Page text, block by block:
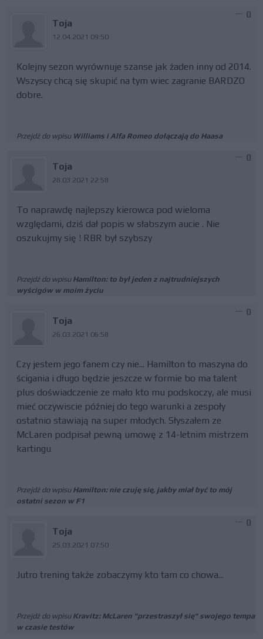
Toja
12.04.2021 09:50
0
Kolejny sezon wyrównuje szanse jak żaden inny od 2014.
Wszyscy chcą się skupić na tym wiec zagranie BARDZO
dobre.
Przejdź do wpisu Williams i Alfa Romeo dołączają do Haasa
Toja
28.03.2021 22:58
0
To naprawdę najlepszy kierowca pod wieloma
względami, dziś dał popis w słabszym aucie . Nie
oszukujmy się ! RBR był szybszy
Przejdź do wpisu Hamilton: to był jeden z najtrudniejszych
wyścigów w moim życiu
Toja
26.03.2021 06:58
0
Czy jestem jego fanem czy nie... Hamilton to maszyna do
ścigania i długo będzie jeszcze w formie bo ma talent
plus doświadczenie ze mało kto mu podskoczy, ale musi
mieć oczywiscie później do tego warunki a zespoły
ostatnio stawiają na super młodych. Słyszałem ze
McLaren podpisał pewną umowę z 14-letnim mistrzem
kartingu
Przejdź do wpisu Hamilton: nie czuję się, jakby miał być to mój
ostatni sezon w F1
Toja
25.03.2021 07:50
0
Jutro trening także zobaczymy kto tam co chowa...
Przejdź do wpisu Kravitz: McLaren "przestraszył się" swojego tempa
w czasie testów